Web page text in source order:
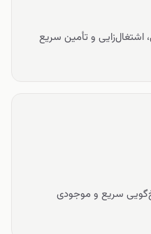
اشتغال‌زایی و تأمین سریع
سریع و موجودی